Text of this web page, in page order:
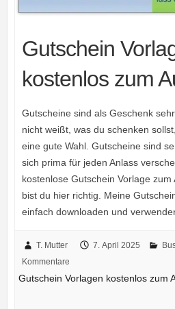
Gutschein
kostenlos zum
Gutscheine sind als Geschenk
nicht weißt, was du schenken
eine gute Wahl. Gutscheine sind
sich prima für jeden Anlass
kostenlose Gutschein Vorlage
bist du hier richtig. Meine
einfach downloaden und
T. Mutter 7. April 2025
Kommentare
Gutschein Vorlagen kostenlos zum